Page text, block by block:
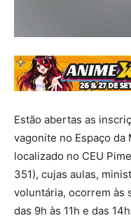
Estão abertas as
vagonite no Espaço da
localizado no CEU
351), cujas aulas,
voluntária, ocorrem às
das 9h às 11h e das